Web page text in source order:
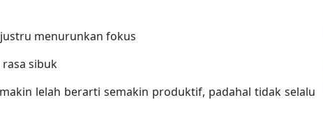
menurunkan fokus
sibuk
lelah berarti semakin produktif, padahal tidak selalu